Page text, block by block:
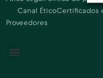
Canal ÉticoCertificados
Proveedores